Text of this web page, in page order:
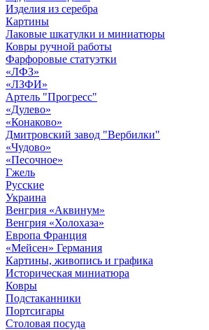
Изделия из серебра
Картины
Лаковые шкатулки и миниатюры
Ковры ручной работы
Фарфоровые статуэтки
«ЛФЗ»
«ЛЗФИ»
Артель "Прогресс"
«Дулево»
«Конаково»
Дмитровский завод "Вербилки"
«Чудово»
«Песочное»
Гжель
Русские
Украина
Венгрия «Аквинум»
Венгрия «Холохаза»
Европа Франция
«Мейсен» Германия
Картины, живопись и графика
Историческая миниатюра
Ковры
Подстаканники
Портсигары
Столовая посуда